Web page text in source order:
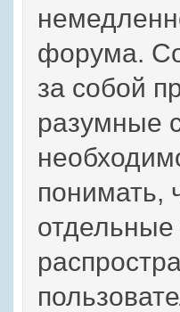
форума.
за собой
разумные
понимать,